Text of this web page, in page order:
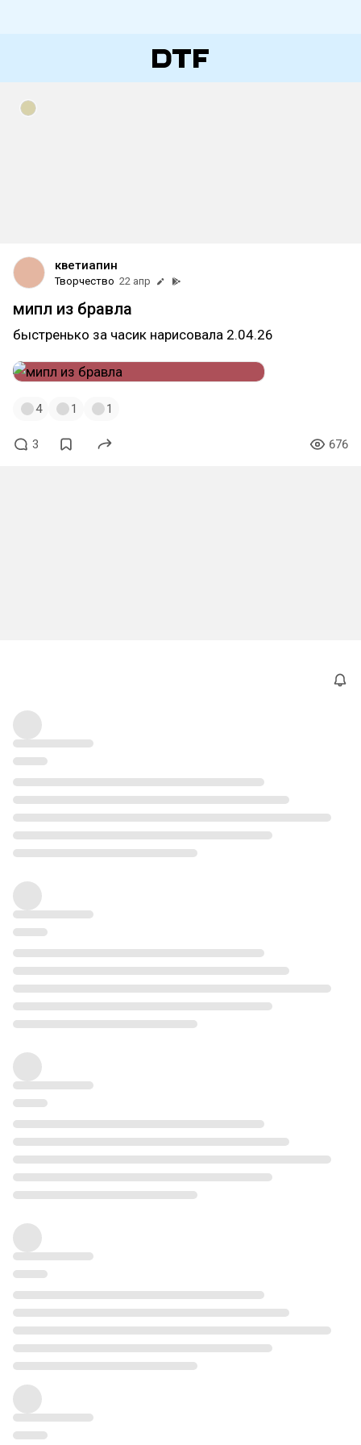
кветиапин
Творчество 22 апр
мипл из бравла
быстренько за часик нарисовала 2.04.26
4 1 1
3 676